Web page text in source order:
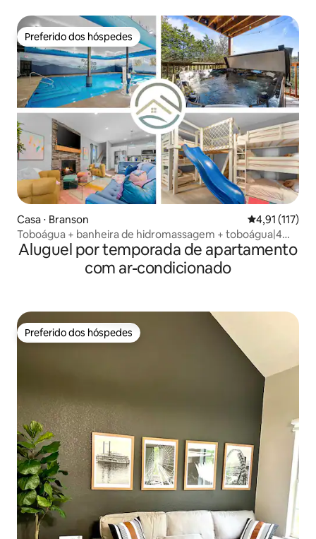
Preferido dos hóspedes
Preferido dos hóspedes
Casa ⋅ Branson 4,91 de uma
4,91 (117)
Toboágua + banheira de hidromassagem + toboágua|4
minutos Silver Dollar
Aluguel por temporada de apartamento
com ar-condicionado
Preferido dos hóspedes
Preferido dos hóspedes